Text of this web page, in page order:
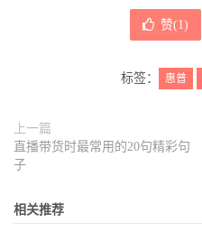
赞(1)
标签： 惠普
上一篇
直播带货时最常用的20句精彩句
子
相关推荐